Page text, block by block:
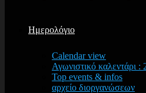
Ημερολόγιο
Calendar view
Αγωνιστικό καλεντάρι :
Top events & infos
αρχείο διοργανώσεων